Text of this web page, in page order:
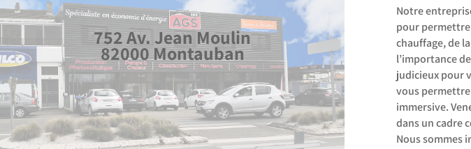
752 Av. Jean Moulin
82000 Montauban
Notre
pour
chauffage, de
l’importance
judicieux pour
vous
immersive.
dans un cadre
Nous sommes